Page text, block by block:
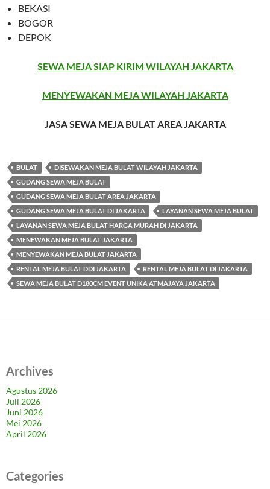
BEKASI
BOGOR
DEPOK
SEWA MEJA SIAP KIRIM WILAYAH JAKARTA
MENYEWAKAN MEJA WILAYAH JAKARTA
JASA SEWA MEJA BULAT AREA JAKARTA
BULAT
DISEWAKAN MEJA BULAT WILAYAH JAKARTA
GUDANG SEWA MEJA BULAT
GUDANG SEWA MEJA BULAT AREA JAKARTA
GUDANG SEWA MEJA BULAT DI JAKARTA
LAYANAN SEWA MEJA BULAT
LAYANAN SEWA MEJA BULAT HARGA MURAH DI JAKARTA
MENEWAKAN MEJA BULAT JAKARTA
MENYEWAKAN MEJA BULAT JAKARTA
RENTAL MEJA BULAT DDI JAKARTA
RENTAL MEJA BULAT DI JAKARTA
SEWA MEJA BULAT D180CM EVENT UNIKA ATMAJAYA JAKARTA
Archives
Agustus 2026
Juli 2026
Juni 2026
Mei 2026
April 2026
Categories